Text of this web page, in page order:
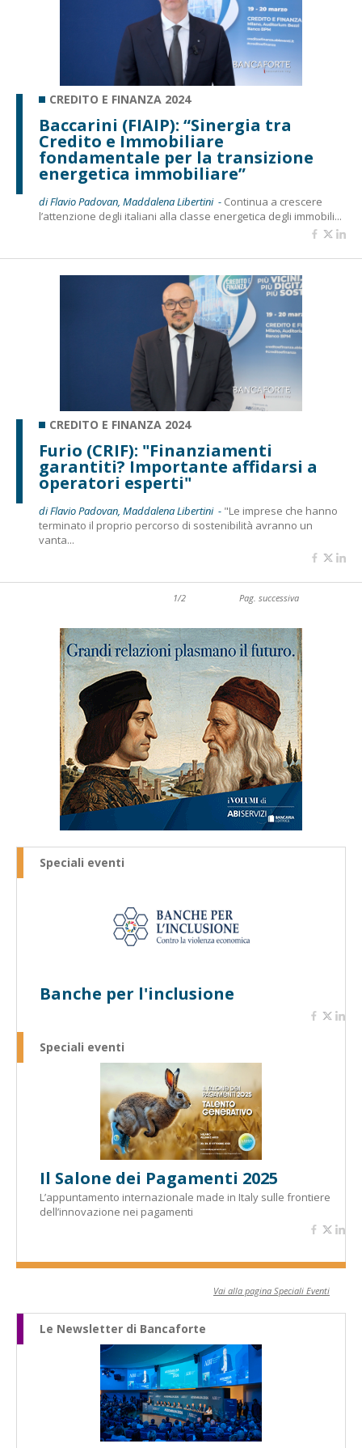
CREDITO E FINANZA 2024
Baccarini (FIAIP): “Sinergia tra
Credito e Immobiliare
fondamentale per la transizione
energetica immobiliare”
di Flavio Padovan, Maddalena Libertini - Continua a crescere
l’attenzione degli italiani alla classe energetica degli immobili...
CREDITO E FINANZA 2024
Furio (CRIF): "Finanziamenti
garantiti? Importante affidarsi a
operatori esperti"
di Flavio Padovan, Maddalena Libertini - "Le imprese che hanno
terminato il proprio percorso di sostenibilità avranno un
vanta...
1/2 Pag. successiva
Speciali eventi
Banche per l'inclusione
Speciali eventi
Il Salone dei Pagamenti 2025
L’appuntamento internazionale made in Italy sulle frontiere
dell’innovazione nei pagamenti
Vai alla pagina Speciali Eventi
Le Newsletter di Bancaforte